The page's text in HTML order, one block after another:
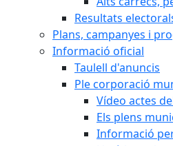
Resultats
Plans, campanyes i
Informació oficial
Taulell d'anuncis
Ple corporació
Vídeo actes
Els plens
Informació